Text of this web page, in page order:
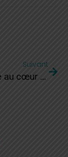
Suivant
Un voyage au cœur de la culture urbaine